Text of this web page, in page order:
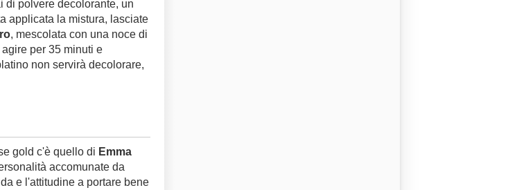
di polvere decolorante, un
applicata la mistura, lasciate
, mescolata con una noce di
per 35 minuti e
non servirà decolorare,
gold c'è quello di Emma
accomunate da
e l'attitudine a portare bene